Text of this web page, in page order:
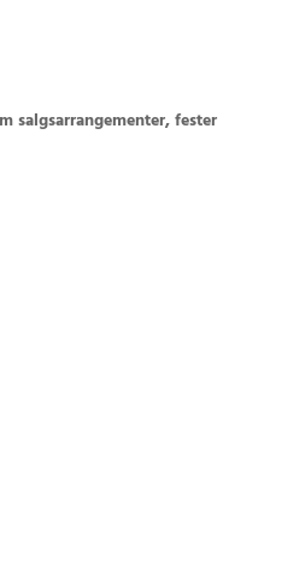
salgsarrangementer, fester